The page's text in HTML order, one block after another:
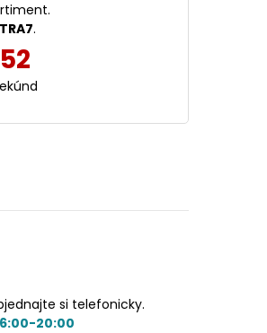
.
51
si telefonicky.
20:00